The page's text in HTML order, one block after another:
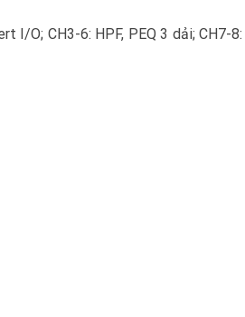
I/O; CH3-6: HPF, PEQ 3 dải;CH7-